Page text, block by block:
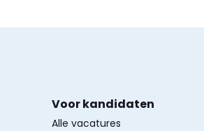
Voor kandidaten
Alle vacatures